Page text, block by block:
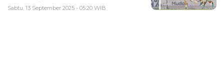
Sabtu, 13 September 2025 - 05:20 WIB